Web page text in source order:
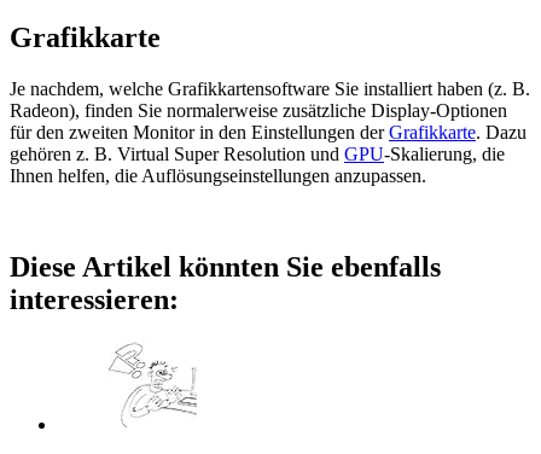
Grafikkarte
Je nachdem, welche Grafikkartensoftware Sie installiert haben (z. B.
Radeon), finden Sie normalerweise zusätzliche Display-Optionen
für den zweiten Monitor in den Einstellungen derGrafikkarte. Dazu
gehören z. B. Virtual Super Resolution und GPU-Skalierung, die
Ihnen helfen, die Auflösungseinstellungen anzupassen.
Diese Artikel könnten Sie ebenfalls
interessieren: